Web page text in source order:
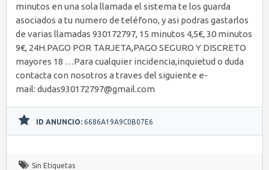
minutos en una sola llamada el sistema te los guarda
asociados a tu numero de teléfono, y asi podras gastarlos
de varias llamadas 930172797, 15 minutos 4,5€, 30 minutos
9€, 24H.PAGO POR TARJETA,PAGO SEGURO Y DISCRETO
mayores 18 …Para cualquier incidencia,inquietud o duda
contacta con nosotros a traves del siguiente e-
mail: dudas930172797@gmail.com
ID ANUNCIO: 6686A19A9C0B07E6
Sin Etiquetas